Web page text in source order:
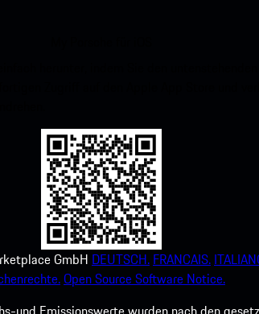
GmbH DEUTSCH. FRANCAIS.
Open Source Software Notice.